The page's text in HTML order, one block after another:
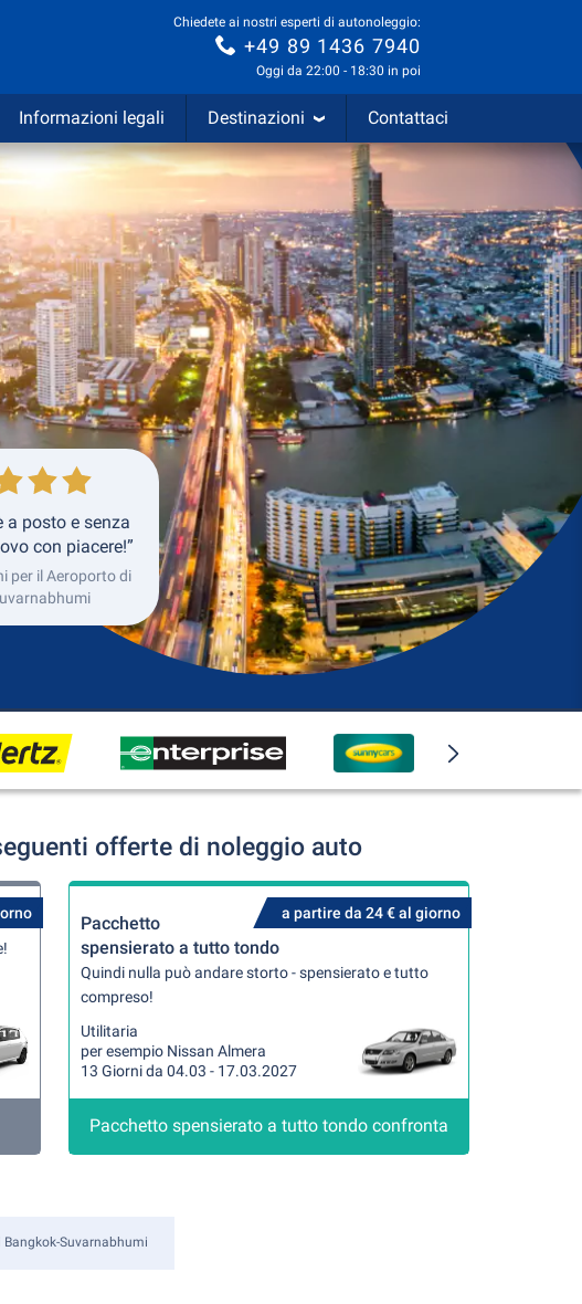
Chiedete ai nostri esperti di autonoleggio:
+49 89 1436 7940
Oggi da 22:00 - 18:30 in poi
Informazioni legali Destinazioni Contattaci
a posto e senza
con piacere!”
per il Aeroporto di
offerte di noleggio auto
a partire da 24 € al giorno
Pacchetto
spensierato a tutto tondo
Quindi nulla può andare storto - spensierato e tutto
compreso!
Utilitaria
per esempio Nissan Almera
13 Giorni da 04.03 - 17.03.2027
Pacchetto spensierato a tutto tondo confronta
Suvarnabhumi